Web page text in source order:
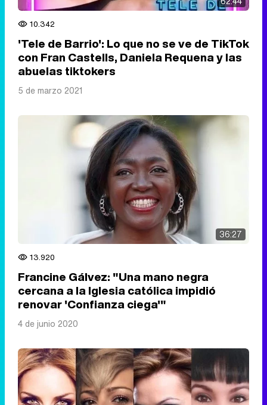
10.342
'Tele de Barrio': Lo que no se ve de TikTok
con Fran Castells, Daniela Requena y las
abuelas tiktokers
5 de marzo 2021
36:27
13.920
Francine Gálvez: "Una mano negra
cercana a la Iglesia católica impidió
renovar 'Confianza ciega'"
4 de junio 2020